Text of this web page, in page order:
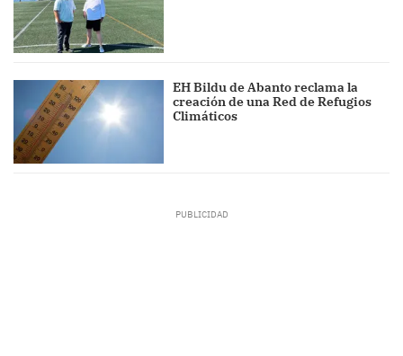
EH Bildu de Abanto reclama la
creación de una Red de Refugios
Climáticos